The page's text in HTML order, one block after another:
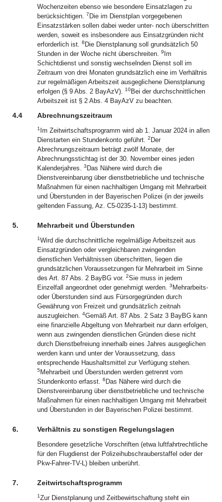
Wochenzeiten ebenso wie besondere Einsatzlagen zu
berücksichtigen. 7 Die im Dienstplan vorgegebenen
Einsatzstärken sollen dabei weder unter- noch überschritten
werden, soweit es insbesondere aus Einsatzgründen nicht
erforderlich ist. 8 Die Dienstplanung soll grundsätzlich 50
Stunden in der Woche nicht überschreiten. 9 Im
Schichtdienst und sonstig wechselnden Dienst soll im
Zeitraum von drei Monaten grundsätzlich eine im Verhältnis
zur regelmäßigen Arbeitszeit ausgeglichene Dienstplanung
erfolgen (§ 9 Abs. 2 BayAzV). 10Bei der durchschnittlichen
Arbeitszeit ist § 2 Abs. 4 BayAzV zu beachten.
4.4 Abrechnungszeitraum
1 Im Zeitwirtschaftsprogramm wird ab 1. Januar 2024 in allen
Dienstarten ein Stundenkonto geführt. 2 Der
Abrechnungszeitraum beträgt zwölf Monate, der
Abrechnungsstichtag ist der 30. November eines jeden
Kalenderjahres. 3 Das Nähere wird durch die
Dienstvereinbarung über dienstbetriebliche und technische
Maßnahmen für einen nachhaltigen Umgang mit Mehrarbeit
und Überstunden in der Bayerischen Polizei (in der jeweils
geltenden Fassung, Az. C5-0235-1-13) bestimmt.
5. Mehrarbeit und Überstunden
1Wird die durchschnittliche regelmäßige Arbeitszeit aus
Einsatzgründen oder vergleichbaren zwingenden
dienstlichen Verhältnissen überschritten, liegen die
grundsätzlichen Voraussetzungen für Mehrarbeit im Sinne
des Art. 87 Abs. 2 BayBG vor. 2Sie muss in jedem
Einzelfall angeordnet oder genehmigt werden. 3 Mehrarbeits-
oder Überstunden sind aus Fürsorgegründen durch
Gewährung von Freizeit und grundsätzlich zeitnah
auszugleichen. 4Gemäß Art. 87 Abs. 2 Satz 3 BayBG kann
eine finanzielle Abgeltung von Mehrarbeit nur dann erfolgen,
wenn aus zwingenden dienstlichen Gründen diese nicht
durch Dienstbefreiung innerhalb eines Jahres ausgeglichen
werden kann und unter der Voraussetzung, dass
entsprechende Haushaltsmittel zur Verfügung stehen.
5 Mehrarbeit und Überstunden werden getrennt vom
Stundenkonto erfasst. 6 Das Nähere wird durch die
Dienstvereinbarung über dienstbetriebliche und technische
Maßnahmen für einen nachhaltigen Umgang mit Mehrarbeit
und Überstunden in der Bayerischen Polizei bestimmt.
6. Verhältnis zu sonstigen Regelungslagen
Besondere gesetzliche Vorschriften (etwa luftfahrtrechtliche
für den Flugdienst der Polizeihubschrauberstaffel oder der
Pkw-Fahrer-TV-L) bleiben unberührt.
7. Zeitwirtschaftsprogramm
1Zur Dienstplanung und Zeitbewirtschaftung steht ein